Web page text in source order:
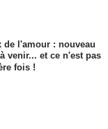
de l'amour : nouveau
venir... et ce n'est pas
fois !